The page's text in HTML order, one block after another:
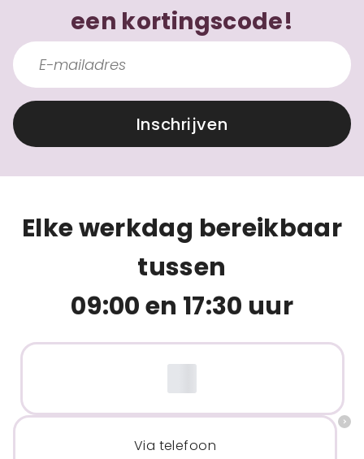
een kortingscode!
Inschrijven
Elke werkdag bereikbaar
tussen
09:00 en 17:30 uur
Via telefoon